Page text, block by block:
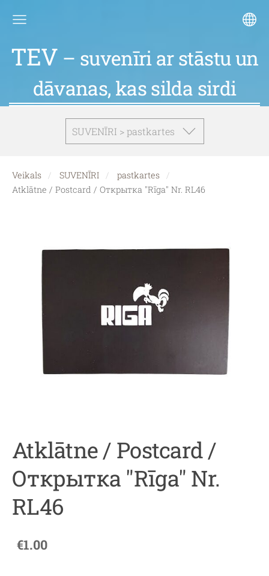
TEV – suvenīri ar stāstu un
dāvanas, kas silda sirdi
SUVENĪRI > pastkartes
Veikals SUVENĪRI
pastkartes
Atklātne / Postcard / Открытка "Rīga" Nr. RL46
Atklātne / Postcard /
Открытка "Rīga" Nr.
RL46
€1.00